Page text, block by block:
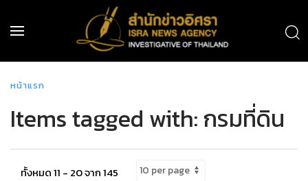
หน้าแรก
Items tagged with: กรมที่ดิน
ทั้งหมด 11 - 20 จาก 145